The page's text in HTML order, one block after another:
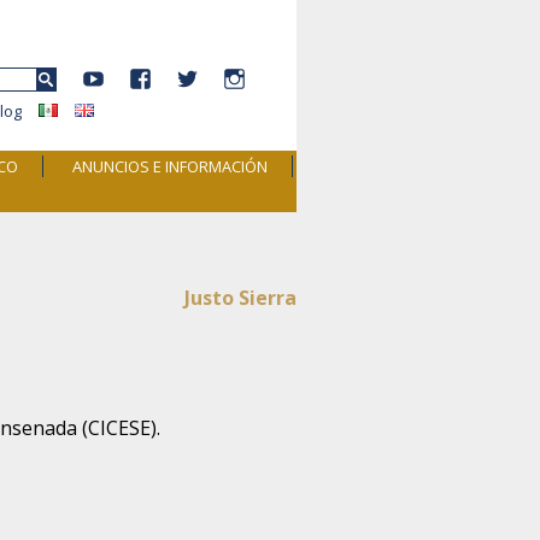
YouTubeFacebook
Twitter
ANUNCIOS E INFORMACIÓN
Justo Sierra
(CICESE).